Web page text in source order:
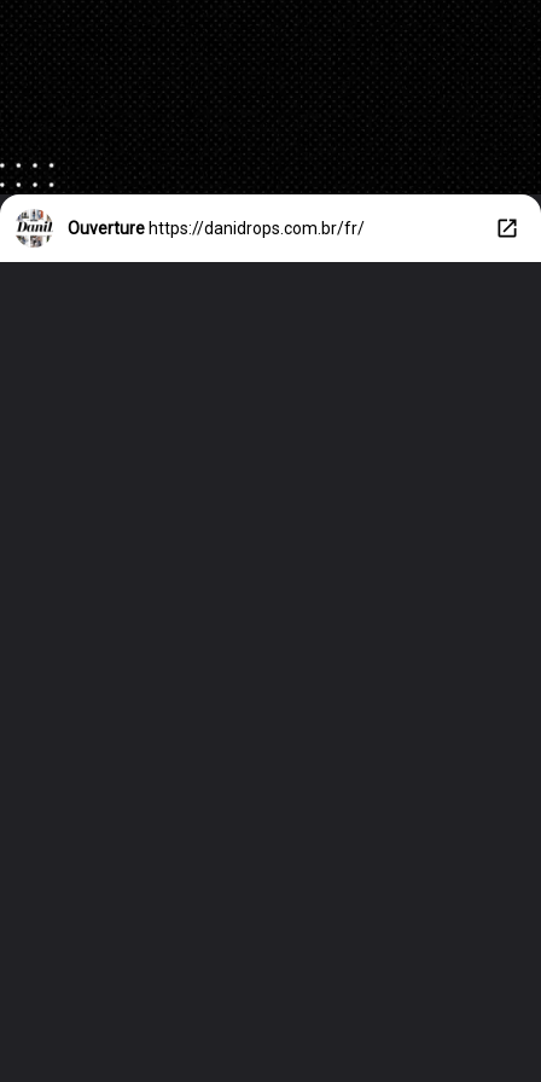
Ouverture https://danidrops.com.br/fr/